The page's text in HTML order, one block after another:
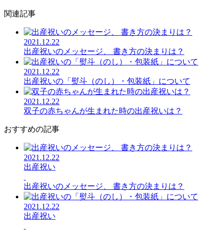
関連記事
2021.12.22
出産祝いのメッセージ、 書き方の決まりは？
2021.12.22
出産祝いの「熨斗（のし）・包装紙」について
2021.12.22
双子の赤ちゃんが生まれた時の出産祝いは？
おすすめの記事
2021.12.22
出産祝い
出産祝いのメッセージ、 書き方の決まりは？
2021.12.22
出産祝い